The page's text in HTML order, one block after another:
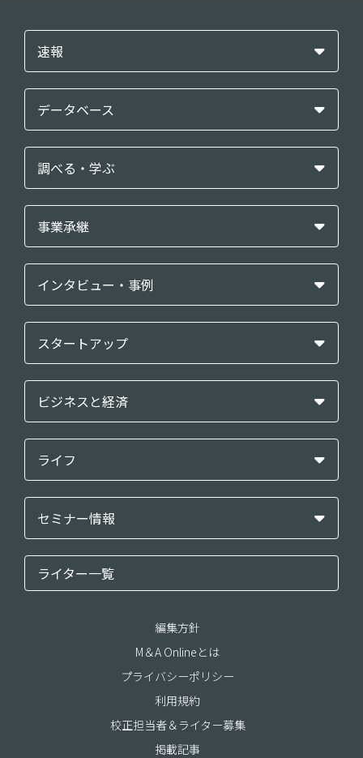
速報
データベース
調べる・学ぶ
事業承継
インタビュー・事例
スタートアップ
ビジネスと経済
ライフ
セミナー情報
ライター一覧
編集方針
M＆A Onlineとは
プライバシーポリシー
利用規約
校正担当者＆ライター募集
掲載記事